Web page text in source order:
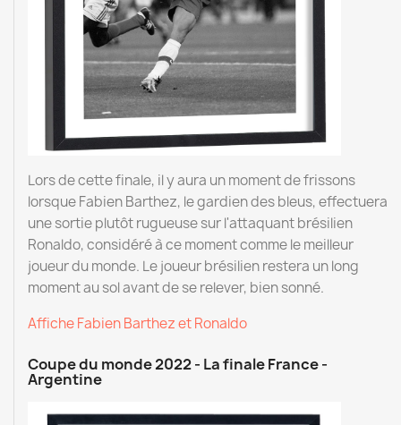
Lors de cette finale, il y aura un moment de frissons
lorsque Fabien Barthez, le gardien des bleus, effectuera
une sortie plutôt rugueuse sur l'attaquant brésilien
Ronaldo, considéré à ce moment comme le meilleur
joueur du monde. Le joueur brésilien restera un long
moment au sol avant de se relever, bien sonné.
Affiche Fabien Barthez et Ronaldo
Coupe du monde 2022 - La finale France -
Argentine